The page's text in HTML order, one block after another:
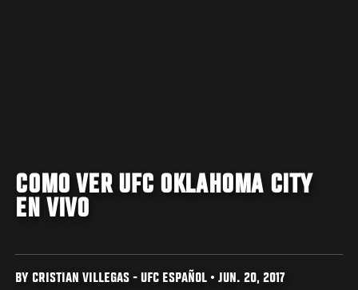
COMO VER UFC OKLAHOMA CITY
EN VIVO
BY CRISTIAN VILLEGAS - UFC ESPAÑOL • JUN. 20, 2017